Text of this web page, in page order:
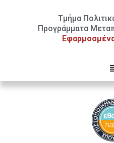
Τμήμα
Προγράμματα